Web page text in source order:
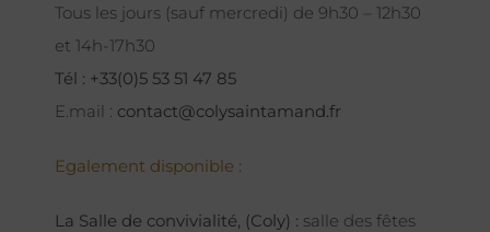
Tous les jours (sauf mercredi) de 9h30 – 12h30
et 14h-17h30
Tél : +33(0)5 53 51 47 85
E.mail : contact@colysaintamand.fr
Egalement disponible :
La Salle de convivialité, (Coly) : salle des fêtes